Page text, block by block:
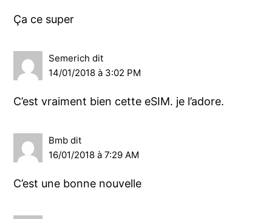
Ça ce super
Semerich dit
14/01/2018 à 3:02 PM
C’est vraiment bien cette eSIM. je l’adore.
Bmb dit
16/01/2018 à 7:29 AM
C’est une bonne nouvelle